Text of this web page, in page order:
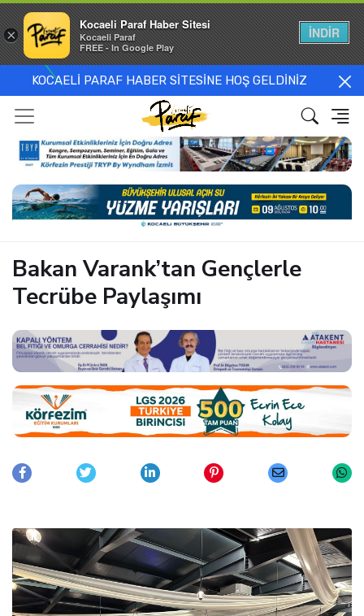
KOCAELİ PARAF HABER SİTESİNE HOŞ GELDİNİZ
Bakan Varank’tan Gençlerle
Tecrübe Paylaşımı
×
Kocaeli Paraf Haber Sitesi
Kocaeli Paraf
FREE - In Google Play
İNDİR